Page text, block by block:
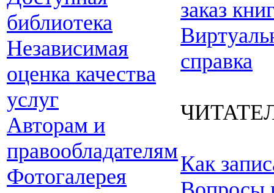
библиотека
Независимая
оценка качества
услуг
Авторам и
правообладателям
Фотогалерея
заказ
справка
Как